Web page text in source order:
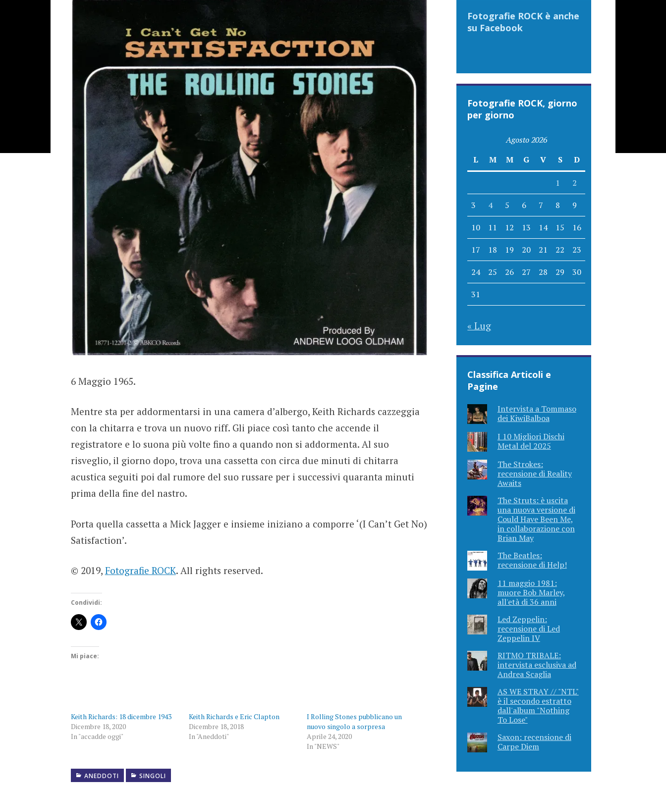
6 Maggio 1965.
Mentre sta per addormentarsi in una camera d’albergo, Keith Richards cazzeggia
con la chitarra e trova un nuovo riff. Gli piace così tanto che accende il
registratore e lo suona più volte fino a quando non si addormenta. Al suo
risveglio, il giorno dopo, trova una cassetta con circa due minuti di chitarra
acustica seguiti poi dal rumore del suo russare per i successivi quaranta minuti
prima della fine del nastro.
Porta quella cassetta a Mick Jagger e insieme iniziano a comporre ‘(I Can’t Get No)
Satisfaction’.
© 2019, Fotografie ROCK. All rights reserved.
Condividi:
Mi piace:
Keith Richards: 18 dicembre 1943
Dicembre 18, 2020
In "accadde oggi"
Keith Richards e Eric Clapton
Dicembre 18, 2018
In "Aneddoti"
I Rolling Stones pubblicano un
nuovo singolo a sorpresa
Aprile 24, 2020
In "NEWS"
ANEDDOTI
SINGOLI
ANEDDOTI
Fotografie ROCK è anche
su Facebook
Fotografie ROCK, giorno
per giorno
Agosto 2026
L
M M G V S D
1 2
3 4 5 6 7 8 9
10 11 12 13 14 15 16
17 18 19 20 21 22 23
24 25 26 27 28 29 30
31
« Lug
Classifica Articoli e
Pagine
Intervista a Tommaso
dei KiwiBalboa
I 10 Migliori Dischi
Metal del 2025
The Strokes:
recensione di Reality
Awaits
The Struts: è uscita
una nuova versione di
Could Have Been Me,
in collaborazione con
Brian May
The Beatles:
recensione di Help!
11 maggio 1981:
muore Bob Marley,
all'età di 36 anni
Led Zeppelin:
recensione di Led
Zeppelin IV
RITMO TRIBALE:
intervista esclusiva ad
Andrea Scaglia
AS WE STRAY // "NTL"
è il secondo estratto
dall'album "Nothing
To Lose"
Saxon: recensione di
Carpe Diem